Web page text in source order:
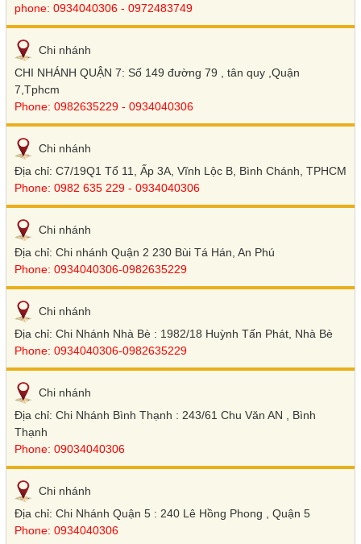
phone: 0934040306 - 0972483749
Chi nhánh
CHI NHÁNH QUẬN 7: Số 149 đường 79 , tân quy ,Quận
7,Tphcm
Phone: 0982635229 - 0934040306
Chi nhánh
Địa chỉ: C7/19Q1 Tổ 11, Ấp 3A, Vĩnh Lộc B, Bình Chánh, TPHCM
Phone: 0982 635 229 - 0934040306
Chi nhánh
Địa chỉ: Chi nhánh Quận 2 230 Bùi Tá Hán, An Phú
Phone: 0934040306-0982635229
Chi nhánh
Địa chỉ: Chi Nhánh Nhà Bè : 1982/18 Huỳnh Tấn Phát, Nhà Bè
Phone: 0934040306-0982635229
Chi nhánh
Địa chỉ: Chi Nhánh Bình Thạnh : 243/61 Chu Văn AN , Bình
Thạnh
Phone: 09034040306
Chi nhánh
Địa chỉ: Chi Nhánh Quận 5 : 240 Lê Hồng Phong , Quận 5
Phone: 0934040306